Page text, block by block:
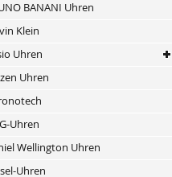
BANANI Uhren
Klein
Uhren
Uhren
Uhren
Wellington Uhren
Uhren